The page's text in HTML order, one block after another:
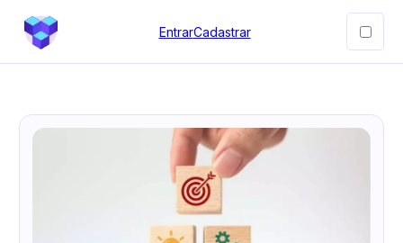
EntrarCadastrar